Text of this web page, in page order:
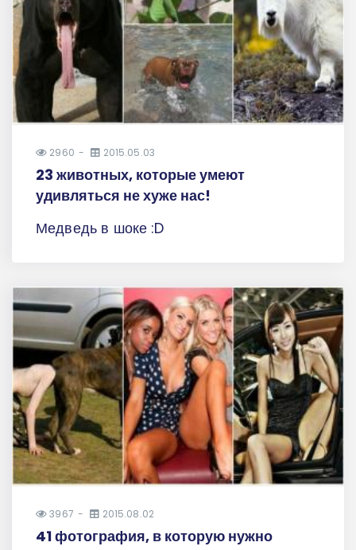
2960 2015.05.03
23 животных, которые умеют
удивляться не хуже нас!
Медведь в шоке :D
3967 2015.08.02
41 фотография, в которую нужно